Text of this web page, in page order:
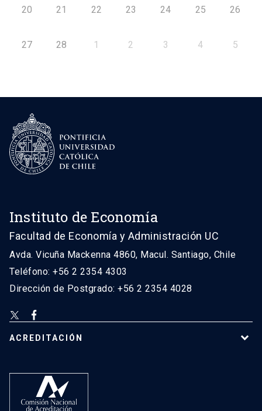
20 21 22 23 24 25 26
27 28 1 2 3 4 5
Instituto de Economía
Facultad de Economía y Administración UC
Avda. Vicuña Mackenna 4860, Macul. Santiago, Chile
Teléfono: +56 2 2354 4303
Dirección de Postgrado: +56 2 2354 4028
ACREDITACIÓN